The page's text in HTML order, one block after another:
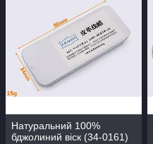
Натуральний 100%
бджолиний віск (34-0161)